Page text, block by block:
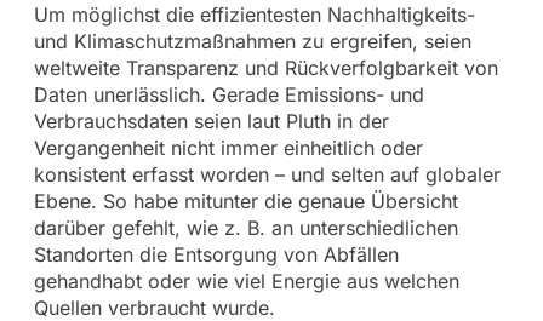
Um möglichst die effizientesten Nachhaltigkeits-
und Klimaschutzmaßnahmen zu ergreifen, seien
weltweite Transparenz und Rückverfolgbarkeit von
Daten unerlässlich. Gerade Emissions- und
Verbrauchsdaten seien laut Pluth in der
Vergangenheit nicht immer einheitlich oder
konsistent erfasst worden – und selten auf globaler
Ebene. So habe mitunter die genaue Übersicht
darüber gefehlt, wie z. B. an unterschiedlichen
Standorten die Entsorgung von Abfällen
gehandhabt oder wie viel Energie aus welchen
Quellen verbraucht wurde.